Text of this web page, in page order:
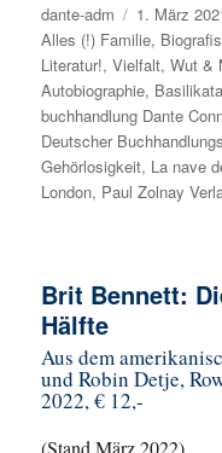
Autor
dante-adm
am
1. März
Alles (!) Familie,
Literatur!,Vielfalt,Wut &
Autobiographie, Basilikata
buchhandlung Dante
Deutscher
Gehörlosigkeit, La nave
London, Paul Zolnay
Brit Bennett:
Hälfte
Aus dem
und Robin Detje,
2022, € 12,-
(Stand März 2022)